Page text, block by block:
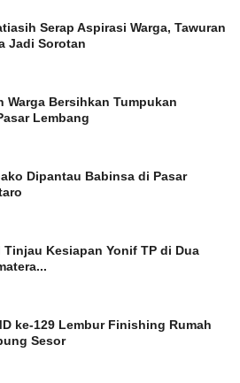
Serap Aspirasi Warga, Tawuran
Jadi Sorotan
Warga Bersihkan Tumpukan
Lembang
Dipantau Babinsa di Pasar
Tinjau Kesiapan Yonif TP di Dua
ke-129 Lembur Finishing Rumah
Sesor